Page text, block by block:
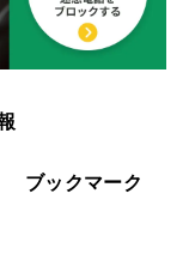
ブックマーク